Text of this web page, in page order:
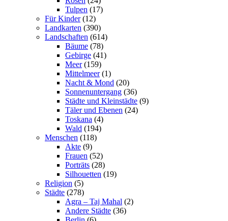
Tulpen (17)
Für Kinder (12)
Landkarten (390)
Landschaften (614)
Bäume (78)
Gebirge (41)
Meer (159)
Mittelmeer (1)
Nacht & Mond (20)
Sonnenuntergang (36)
Städte und Kleinstädte (9)
Täler und Ebenen (24)
Toskana (4)
Wald (194)
Menschen (118)
Akte (9)
Frauen (52)
Porträts (28)
Silhouetten (19)
Religion (5)
Städte (278)
Agra – Taj Mahal (2)
Andere Städte (36)